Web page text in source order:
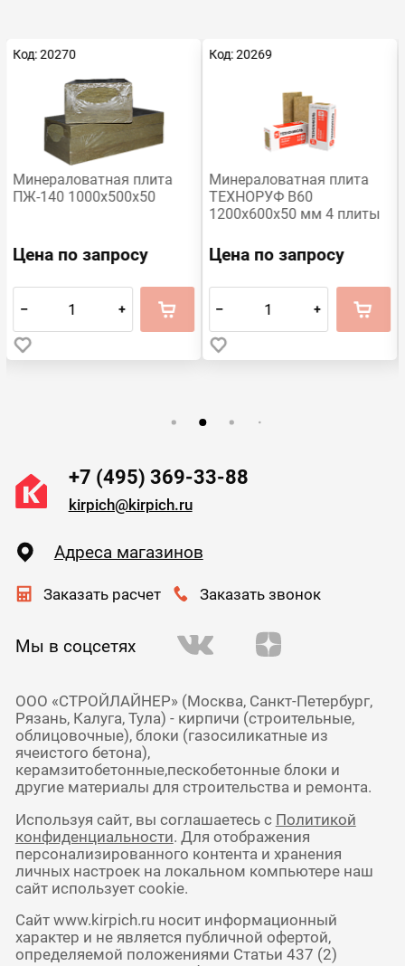
Код: 20270
Минераловатная плита
ПЖ-140 1000х500х50
Цена по запросу
– +
Код: 20269
Минераловатная плита
ТЕХНОРУФ В60
1200х600х50 мм 4 плиты
Цена по запросу
– +
+7 (495) 369-33-88
kirpich@kirpich.ru
Адреса магазинов
Заказать расчет Заказать звонок
Мы в соцсетях
ООО «СТРОЙЛАЙНЕР» (Москва, Санкт-Петербург,
Рязань, Калуга, Тула) - кирпичи (строительные,
облицовочные), блоки (газосиликатные из
ячеистого бетона),
керамзитобетонные,пескобетонные блоки и
другие материалы для строительства и ремонта.
Используя сайт, вы соглашаетесь с Политикой
конфиденциальности. Для отображения
персонализированного контента и хранения
личных настроек на локальном компьютере наш
сайт использует cookie.
Сайт www.kirpich.ru носит информационный
характер и не является публичной офертой,
определяемой положениями Статьи 437 (2)